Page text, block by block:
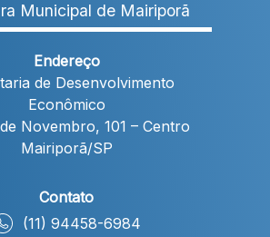
Municipal de Mairiporã
Endereço
de Desenvolvimento
Econômico
Novembro, 101 – Centro
Mairiporã/SP
Contato
(11) 94458-6984